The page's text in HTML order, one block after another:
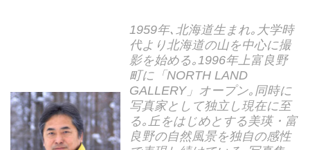
1959年､北海道生まれ｡大学時
代より北海道の山を中心に撮
影を始める｡1996年上富良野
町に「NORTH LAND
GALLERY」オープン｡同時に
写真家として独立し現在に至
る｡丘をはじめとする美瑛・富
良野の自然風景を独自の感性